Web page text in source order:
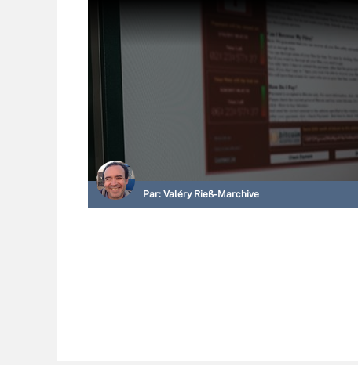
Par: Valéry Rieß-Marchive